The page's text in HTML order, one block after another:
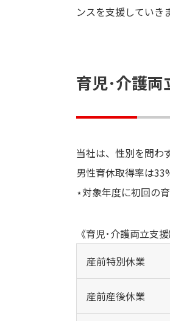
ンスを支援していき
育児･介護両
当社は、性別を問わ
男性育休取得率は
⋆対象年度に初回の
《育児･介護両立支援
産前特別休業
産前産後休業